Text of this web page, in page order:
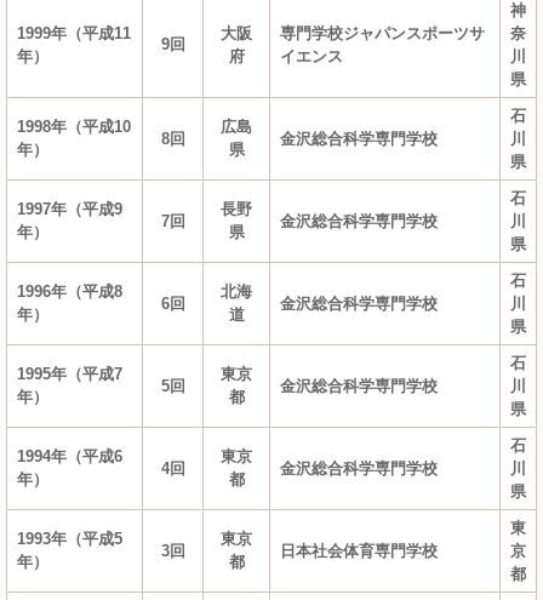
1999年（平成11
年）
9回
大阪
府
専門学校ジャパンスポーツサ
イエンス
神
奈
川
県
1998年（平成10
年）
8回
広島
県
金沢総合科学専門学校
石
川
県
1997年（平成9
年）
7回
長野
県
金沢総合科学専門学校
石
川
県
1996年（平成8
年）
6回
北海
道
金沢総合科学専門学校
石
川
県
1995年（平成7
年）
5回
東京
都
金沢総合科学専門学校
石
川
県
1994年（平成6
年）
4回
東京
都
金沢総合科学専門学校
石
川
県
1993年（平成5
年）
3回
東京
都
日本社会体育専門学校
東
京
都